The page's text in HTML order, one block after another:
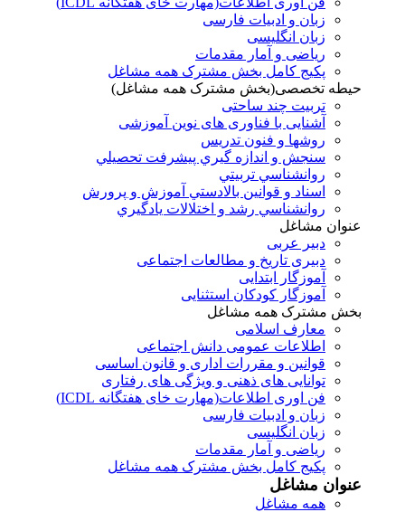
زبان و ادبیات فارسی
زبان انگلیسی
ریاضی و آمار مقدمات
پکیج کامل بخش مشترک همه مشاغل
حیطه تخصصی(بخش مشترک همه مشاغل)
تربیت چند ساحتی
آشنایی با فناوری های نوین آموزشی
روشها و فنون تدريس
سنجش و اندازه گيري پيشرفت تحصيلي
روانشناسي تربيتي
اسناد و قوانين بالادستي آموزش و پرورش
روانشناسي رشد و اختلالات يادگيري
عنوان مشاغل
دبير عربی
دبیری تاریخ و مطالعات اجتماعی
آموزگار ابتدایی
آموزگار کودکان استثنایی
بخش مشترک همه مشاغل
معارف اسلامی
اطلاعات عمومی دانش اجتماعی
قوانین و مقررات اداری و قانون اساسی
توانایی های ذهنی و ویژگی های رفتاری
فن اوری اطلاعات(مهارت خای هفتگانه ICDL)
زبان و ادبیات فارسی
زبان انگلیسی
ریاضی و آمار مقدمات
پکیج کامل بخش مشترک همه مشاغل
عنوان مشاغل
همه مشاغل